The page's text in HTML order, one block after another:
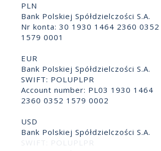
PLN
Bank Polskiej Spółdzielczości S.A.
Nr konta: 30 1930 1464 2360 0352
1579 0001
EUR
Bank Polskiej Spółdzielczości S.A.
SWIFT: POLUPLPR
Account number: PL03 1930 1464
2360 0352 1579 0002
USD
Bank Polskiej Spółdzielczości S.A.